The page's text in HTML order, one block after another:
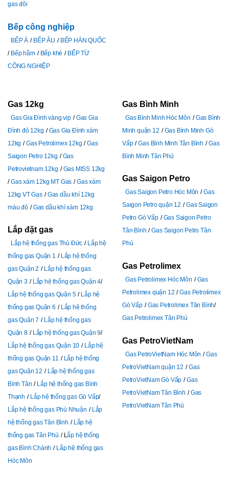
gas đôi
Bếp công nghiệp
BẾP Á BẾP ÂU
BẾP HÀN QUỐC
Bếp hầm
Bếp khè
BẾP TỪ
CÔNG NGHIỆP
Gas 12kg
Gas Gia Đình vàng vip
Gas Gia
Đình đỏ 12kg
Gas Gia Đình xám
12kg
Gas Petrolimex 12kg
Gas
Saigon Petro 12kg
Gas
Petrovietnam 12kg
Gas MISS 12kg
Gas xám 12kg MT Gas
Gas xám
12kg VT Gas
Gas dầu khí 12kg
màu đỏ
Gas dầu khí xám 12kg
Lắp đặt gas
Lắp hệ thống gas Thủ Đức
Lắp hệ
thống gas Quận 1
Lắp hệ thống
gas Quận 2
Lắp hệ thống gas
Quận 3
Lắp hệ thống gas Quận 4
Lắp hệ thống gas Quận 5
Lắp hệ
thống gas Quận 6
Lắp hệ thống
gas Quận 7
Lắp hệ thống gas
Quận 8
Lắp hệ thống gas Quận 9
Lắp hệ thống gas Quận 10
Lắp hệ
thống gas Quận 11
Lắp hệ thống
gas Quận 12
Lắp hệ thống gas
Bình Tân
Lắp hệ thống gas Bình
Thạnh
Lắp hệ thống gas Gò Vấp
Lắp hệ thống gas Phú Nhuận
Lắp
hệ thống gas Tân Bình
Lắp hệ
thống gas Tân Phú
Lắp hệ thống
gas Bình Chánh
Lắp hệ thống gas
Hóc Môn
Gas Bình Minh
Gas Bình Minh Hóc Môn
Gas Bình
Minh quận 12
Gas Bình Minh Gò
Vấp
Gas Bình Minh Tân Bình
Gas
Bình Minh Tân Phú
Gas Saigon Petro
Gas Saigon Petro Hóc Môn
Gas
Saigon Petro quận 12
Gas Saigon
Petro Gò Vấp
Gas Saigon Petro
Tân Bình
Gas Saigon Petro Tân
Phú
Gas Petrolimex
Gas Petrolimex Hóc Môn
Gas
Petrolimex quận 12
Gas Petrolimex
Gò Vấp
Gas Petrolimex Tân Bình
Gas Petrolimex Tân Phú
Gas PetroVietNam
Gas PetroVietNam Hóc Môn
Gas
PetroVietNam quận 12
Gas
PetroVietNam Gò Vấp
Gas
PetroVietNam Tân Bình
Gas
PetroVietNam Tân Phú